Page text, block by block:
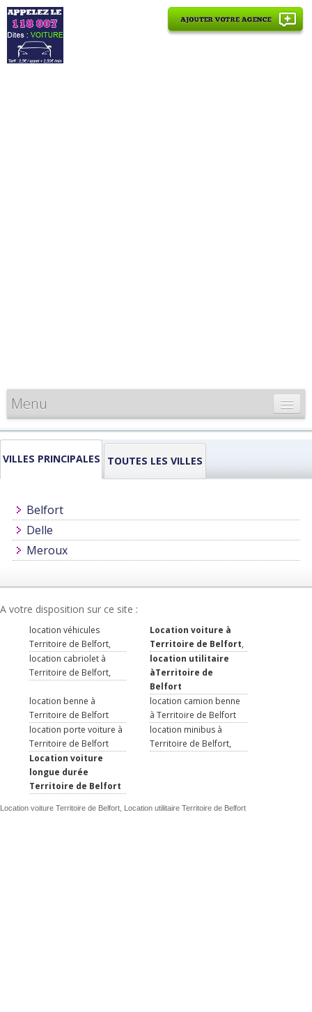
Menu
CARTE DE FRANCE
INFORMATIONS
VILLES PRINCIPALES TOUTES LES VILLES
Belfort
Delle
Meroux
A votre disposition sur ce site :
location véhicules
Territoire de Belfort,
Location voiture à
Territoire de Belfort,
location cabriolet à
Territoire de Belfort,
location utilitaire
àTerritoire de
Belfort
location benne à
Territoire de Belfort
location camion benne
à Territoire de Belfort
location porte voiture à
Territoire de Belfort
location minibus à
Territoire de Belfort,
Location voiture
longue durée
Territoire de Belfort
Location voiture Territoire de Belfort, Location utilitaire Territoire de Belfort